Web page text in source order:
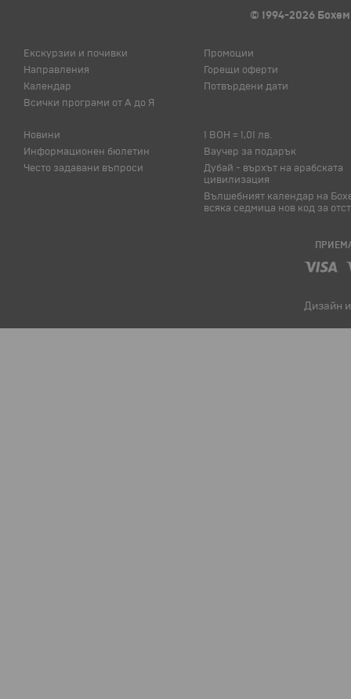
© 1994-2026
Екскурзии и почивки
Направления
Календар
Всички програми от А до Я
Промоции
Горещи оферти
Потвърдени дати
Новини
Информационен бюлетин
Често задавани въпроси
1 BOH = 1,01 лв.
Ваучер за подарък
Дубай - върхът на арабската
цивилизация
Вълшебният календар на
всяка седмица нов код за
Дизайн